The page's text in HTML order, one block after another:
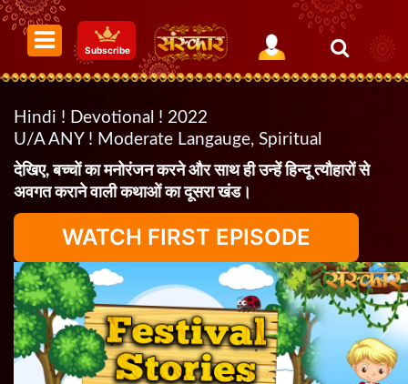
Subscribe
Hindi ! Devotional ! 2022
U/A ANY ! Moderate Langauge, Spiritual
देखिए, बच्चों का मनोरंजन करने और साथ ही उन्हें हिन्दू त्यौहारों से
अवगत कराने वाली कथाओं का दूसरा खंड।
WATCH FIRST EPISODE